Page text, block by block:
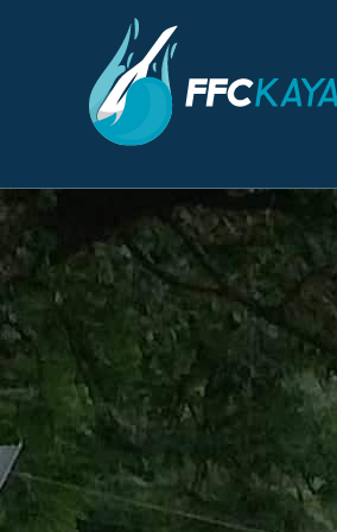
PROVINCE :
ASBL SALAMANDRE